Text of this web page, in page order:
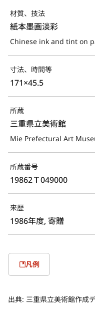
材質、技法
紙本墨画淡彩
Chinese ink and tint on
寸法、時間等
171×45.5
所蔵
三重県立美術館
Mie Prefectural Art
所蔵番号
19862Ｔ049000
来歴
1986年度, 寄贈
凡例
出典: 三重県立美術館作成